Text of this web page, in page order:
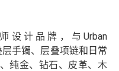
设计品牌，与Urban
层手镯、层叠项链和日常
纯金、钻石、皮革、木